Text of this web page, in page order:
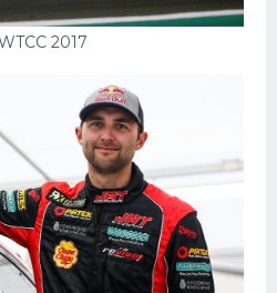
2017